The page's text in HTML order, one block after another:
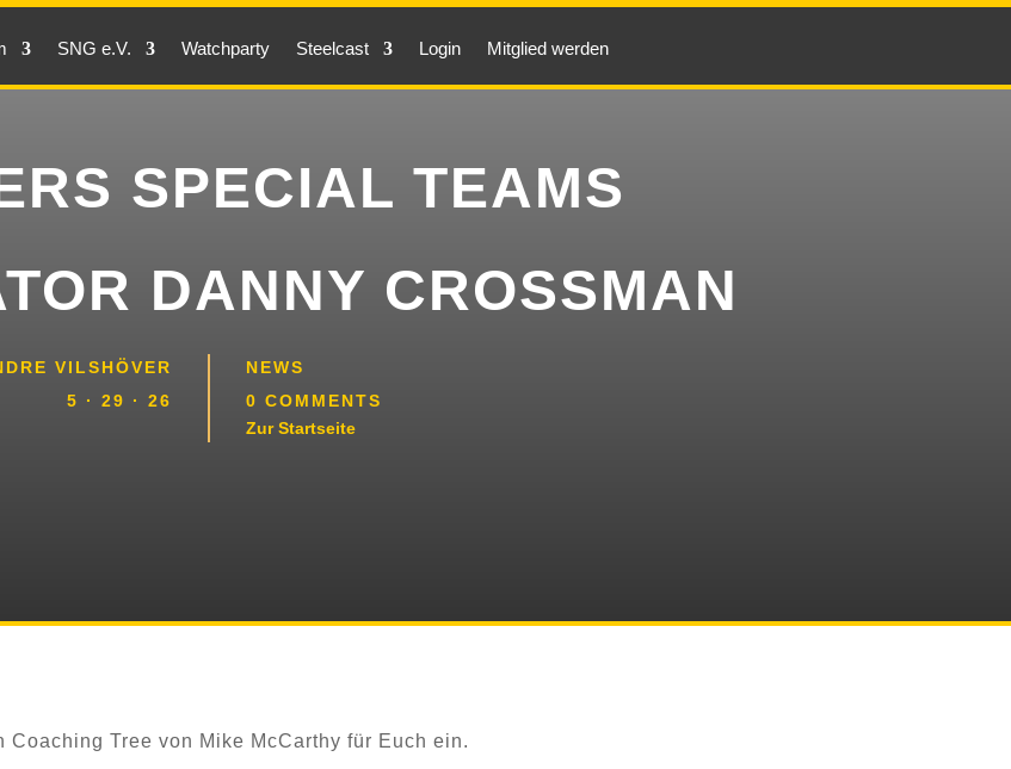
SNG e.V. Watchparty Steelcast Login Mitglied werden
SPECIAL TEAMS
DANNY CROSSMAN
VILSHÖVER
5 · 29 · 26
NEWS
0 COMMENTS
Zur Startseite
Tree von Mike McCarthy für Euch ein.